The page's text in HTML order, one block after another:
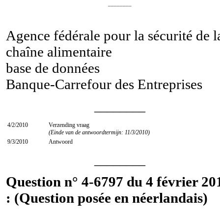
Agence fédérale pour la sécurité de
chaîne alimentaire
base de données
Banque-Carrefour des Entreprises
4/2/2010
Verzending vraag
(Einde van de antwoordtermijn: 11/3/2010)
9/3/2010
Antwoord
Question n° 4-6797 du 4 février
: (Question posée en néerlandais)